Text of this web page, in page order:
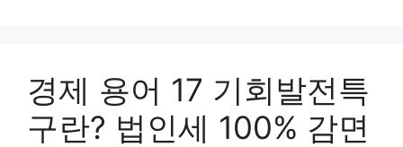
경제 용어 17 기회발전특
구란? 법인세 100% 감면